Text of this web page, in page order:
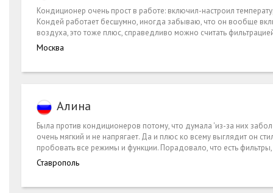
Кондиционер очень прост в работе: включил-настроил
Кондей работает бесшумно, иногда забываю, что он вообще
воздуха, это тоже плюс, справедливо можно считать
Москва
Алина
Была против кондиционеров потому, что думала 'из-за них
очень мягкий и не напрягает. Да и плюс ко всему выглядит он
пробовать все режимы и функции. Порадовало, что есть
Ставрополь